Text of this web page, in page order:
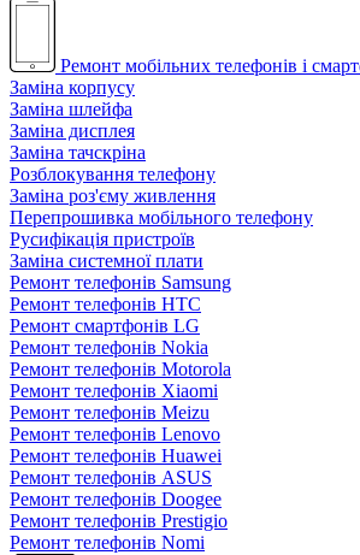
Ремонт мобільних телефонів і
Заміна корпусу
Заміна шлейфа
Заміна дисплея
Заміна тачскріна
Розблокування телефону
Заміна роз'єму живлення
Перепрошивка мобільного телефону
Русифікація пристроїв
Заміна системної плати
Ремонт телефонів Samsung
Ремонт телефонів HTC
Ремонт смартфонів LG
Ремонт телефонів Nokia
Ремонт телефонів Motorola
Ремонт телефонів Xiaomi
Ремонт телефонів Meizu
Ремонт телефонів Lenovo
Ремонт телефонів Huawei
Ремонт телефонів ASUS
Ремонт телефонів Doogee
Ремонт телефонів Prestigio
Ремонт телефонів Nomi